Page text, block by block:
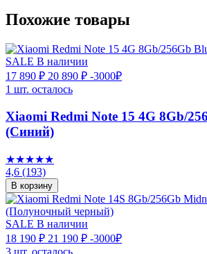
Похожие товары
SALE В наличии
17 890 ₽ 20 890 ₽ -3000₽
1 шт. осталось
Xiaomi Redmi Note 15 4G 8Gb/
(Синий)
★★★★★
4,6 (193)
В корзину
SALE В наличии
18 190 ₽ 21 190 ₽ -3000₽
3 шт. осталось